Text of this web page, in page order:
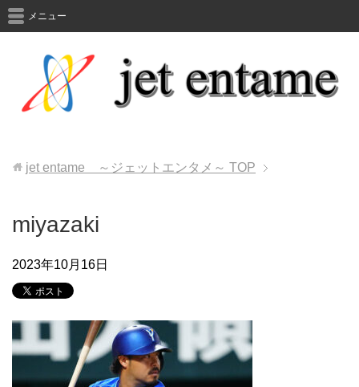
メニュー
jet entame ～ジェットエンタメ～ TOP
miyazaki
2023年10月16日